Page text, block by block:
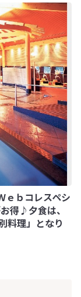
ｅｂコレスペシ
得♪夕食は、
理」となり